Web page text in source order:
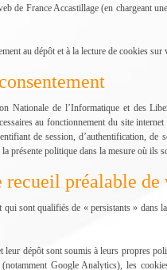
de France Accastillage (en chargeant
au dépôt et à la lecture de cookies
Nationale de l’Informatique et des
au fonctionnement du site
de session, d’authentification,
présente politique dans la mesure où ils
préalable de
qui sont qualifiés de « persistants »
leur dépôt sont soumis à leurs propres
Google Analytics), les